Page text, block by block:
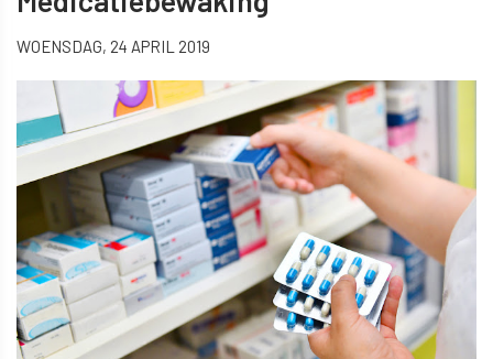
WOENSDAG, 24 APRIL 2019